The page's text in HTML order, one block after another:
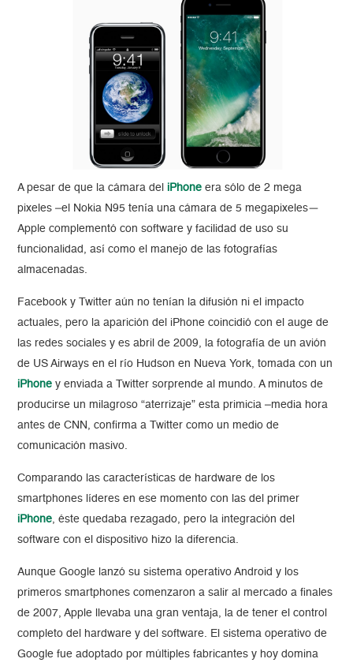
A pesar de que la cámara del iPhone era sólo de 2 mega
pixeles –el Nokia N95 tenía una cámara de 5 megapixeles—
Apple complementó con software y facilidad de uso su
funcionalidad, así como el manejo de las fotografías
almacenadas.
Facebook y Twitter aún no tenían la difusión ni el impacto
actuales, pero la aparición del iPhone coincidió con el auge de
las redes sociales y es abril de 2009, la fotografía de un avión
de US Airways en el río Hudson en Nueva York, tomada con un
iPhone y enviada a Twitter sorprende al mundo. A minutos de
producirse un milagroso “aterrizaje” esta primicia –media hora
antes de CNN, confirma a Twitter como un medio de
comunicación masivo.
Comparando las características de hardware de los
smartphones líderes en ese momento con las del primer
iPhone , éste quedaba rezagado, pero la integración del
software con el dispositivo hizo la diferencia.
Aunque Google lanzó su sistema operativo Android y los
primeros smartphones comenzaron a salir al mercado a finales
de 2007, Apple llevaba una gran ventaja, la de tener el control
completo del hardware y del software. El sistema operativo de
Google fue adoptado por múltiples fabricantes y hoy domina